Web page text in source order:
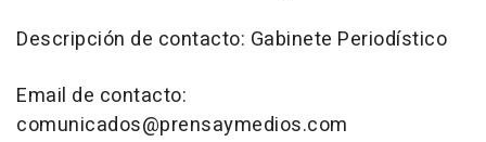
Descripción de contacto: Gabinete Periodístico
Email de contacto:
comunicados@prensaymedios.com